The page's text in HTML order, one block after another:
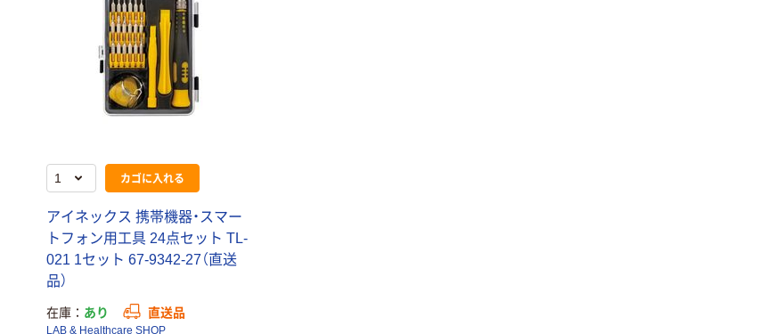
カゴに入れる
アイネックス 携帯機器・スマー
トフォン用工具 24点セット TL-
021 1セット 67-9342-27（直送
品）
在庫 あり 直送品
LAB & Healthcare SHOP